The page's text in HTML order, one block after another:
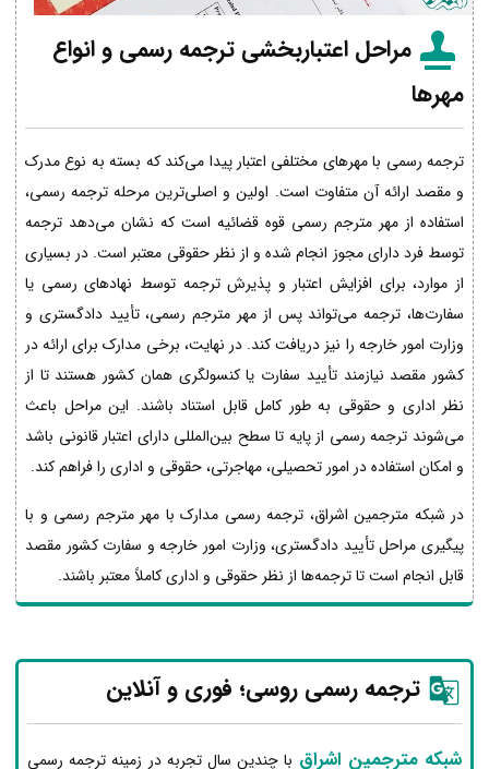
مراحل اعتباربخشی ترجمه رسمی و انواع
مهرها
ترجمه رسمی با مهرهای مختلفی اعتبار پیدا می‌کند که بسته به نوع مدرک
و مقصد ارائه آن متفاوت است. اولین و اصلی‌ترین مرحله ترجمه رسمی،
استفاده از مهر مترجم رسمی قوه قضائیه است که نشان می‌دهد ترجمه
توسط فرد دارای مجوز انجام شده و از نظر حقوقی معتبر است. در بسیاری
از موارد، برای افزایش اعتبار و پذیرش ترجمه توسط نهادهای رسمی یا
سفارت‌ها، ترجمه می‌تواند پس از مهر مترجم رسمی، تأیید دادگستری و
وزارت امور خارجه را نیز دریافت کند. در نهایت، برخی مدارک برای ارائه در
کشور مقصد نیازمند تأیید سفارت یا کنسولگری همان کشور هستند تا از
نظر اداری و حقوقی به طور کامل قابل استناد باشند. این مراحل باعث
می‌شوند ترجمه رسمی از پایه تا سطح بین‌المللی دارای اعتبار قانونی باشد
و امکان استفاده در امور تحصیلی، مهاجرتی، حقوقی و اداری را فراهم کند.
در شبکه مترجمین اشراق، ترجمه رسمی مدارک با مهر مترجم رسمی و با
پیگیری مراحل تأیید دادگستری، وزارت امور خارجه و سفارت کشور مقصد
قابل انجام است تا ترجمه‌ها از نظر حقوقی و اداری کاملاً معتبر باشند.
ترجمه رسمی روسی؛ فوری و آنلاین
شبکه مترجمین اشراق با چندین سال تجربه در زمینه ترجمه رسمی